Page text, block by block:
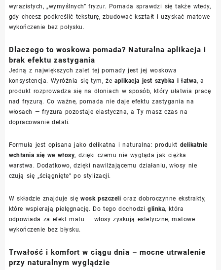
wyrazistych, „wymyślnych” fryzur. Pomada sprawdzi się także wtedy,
gdy chcesz podkreślić teksturę, zbudować kształt i uzyskać matowe
wykończenie bez połysku.
Dlaczego to woskowa pomada? Naturalna aplikacja i
brak efektu zastygania
Jedną z największych zalet tej pomady jest jej woskowa
konsystencja. Wyróżnia się tym, żeaplikacja jest szybka i łatwa, a
produkt rozprowadza się na dłoniach w sposób, który ułatwia pracę
nad fryzurą. Co ważne, pomada nie daje efektu zastygania na
włosach — fryzura pozostaje elastyczna, a Ty masz czas na
dopracowanie detali.
Formuła jest opisana jako delikatna i naturalna: produkt delikatnie
wchłania się we włosy, dzięki czemu nie wygląda jak ciężka
warstwa. Dodatkowo, dzięki nawilżającemu działaniu, włosy nie
czują się „ściągnięte” po stylizacji.
W składzie znajduje sięwosk pszczeli oraz dobroczynne ekstrakty,
które wspierają pielęgnację. Do tego dochodziglinka, która
odpowiada za efekt matu — włosy zyskują estetyczne, matowe
wykończenie bez błysku.
Trwałość i komfort w ciągu dnia – mocne utrwalenie
przy naturalnym wyglądzie